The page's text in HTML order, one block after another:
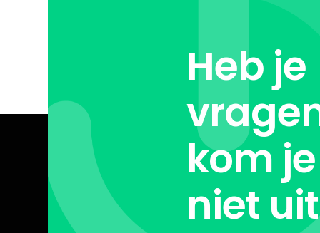
Heb je
kom
niet